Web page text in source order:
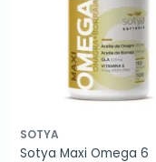
SOTYA
Sotya Maxi Omega 6